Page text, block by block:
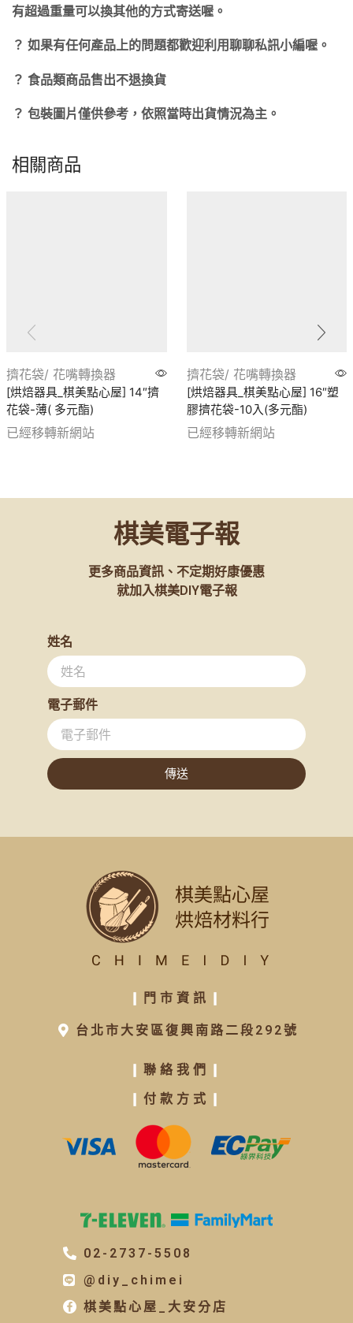
有超過重量可以換其他的方式寄送喔。
？ 如果有任何產品上的問題都歡迎利用聊聊私訊小編喔。
？ 食品類商品售出不退換貨
？ 包裝圖片僅供參考，依照當時出貨情況為主。
相關商品
擠花袋/ 花嘴轉換器
[烘焙器具_棋美點心屋] 14″擠
花袋-薄( 多元酯)
已經移轉新網站
擠花袋/ 花嘴轉換器
[烘焙器具_棋美點心屋] 16″塑
膠擠花袋-10入(多元酯)
已經移轉新網站
棋美電子報
更多商品資訊、不定期好康優惠
就加入棋美DIY電子報
姓名
電子郵件
傳送
門市資訊
台北市大安區復興南路二段292號
聯絡我們
付款方式
02-2737-5508
@diy_chimei
棋美點心屋_大安分店